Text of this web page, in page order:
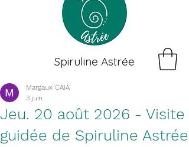
Spiruline Astrée
Jeu. 20 août 2026 - Visite
guidée de Spiruline Astrée
Margaux CAIA
3 juin